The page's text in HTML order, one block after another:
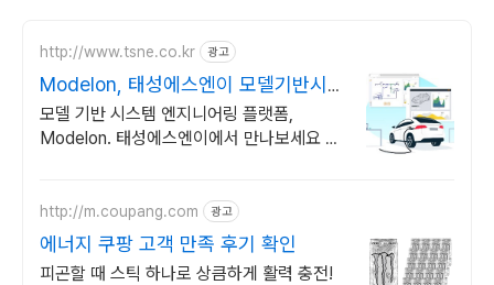
http://www.tsne.co.kr 광고
Modelon, 태성에스엔이 모델기반시
스템엔지니어링플랫폼
모델 기반 시스템 엔지니어링 플랫폼,
Modelon. 태성에스엔이에서 만나보세요 다
http://m.coupang.com 광고
에너지 쿠팡 고객 만족 후기 확인
피곤할 때 스틱 하나로 상큼하게 활력 충전!